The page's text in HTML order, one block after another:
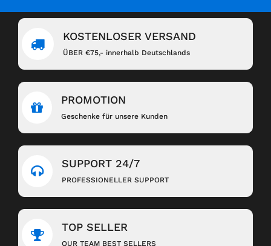
KOSTENLOSER VERSAND
ÜBER €75,- innerhalb Deutschlands
PROMOTION
Geschenke für unsere Kunden
SUPPORT 24/7
PROFESSIONELLER SUPPORT
TOP SELLER
OUR TEAM BEST SELLERS